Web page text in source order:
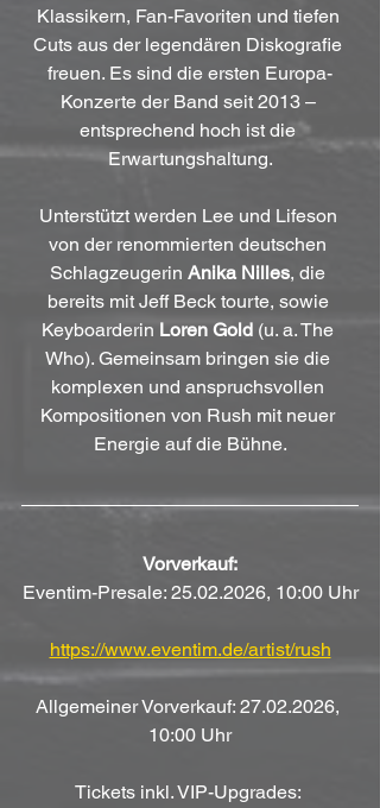
Klassikern, Fan-Favoriten und tiefen
Cuts aus der legendären Diskografie
freuen. Es sind die ersten Europa-
Konzerte der Band seit 2013 –
entsprechend hoch ist die
Erwartungshaltung.
Unterstützt werden Lee und Lifeson
von der renommierten deutschen
Schlagzeugerin Anika Nilles, die
bereits mit Jeff Beck tourte, sowie
Keyboarderin Loren Gold (u. a. The
Who). Gemeinsam bringen sie die
komplexen und anspruchsvollen
Kompositionen von Rush mit neuer
Energie auf die Bühne.
Vorverkauf:
Eventim-Presale: 25.02.2026, 10:00 Uhr
https://www.eventim.de/artist/rush
Allgemeiner Vorverkauf: 27.02.2026,
10:00 Uhr
Tickets inkl. VIP-Upgrades: